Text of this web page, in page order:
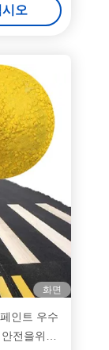
오
화면
인트 우수
전을위한